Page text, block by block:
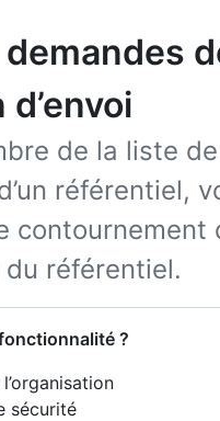
de la liste
référentiel,
contournement
du référentiel.
?
sécurité